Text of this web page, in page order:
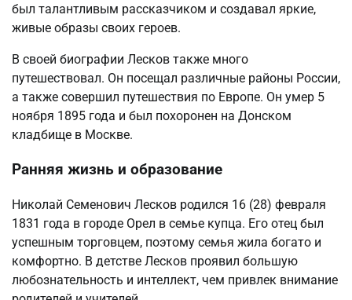
был талантливым рассказчиком и создавал яркие,
живые образы своих героев.
В своей биографии Лесков также много
путешествовал. Он посещал различные районы России,
а также совершил путешествия по Европе. Он умер 5
ноября 1895 года и был похоронен на Донском
кладбище в Москве.
Ранняя жизнь и образование
Николай Семенович Лесков родился 16 (28) февраля
1831 года в городе Орел в семье купца. Его отец был
успешным торговцем, поэтому семья жила богато и
комфортно. В детстве Лесков проявил большую
любознательность и интеллект, чем привлек внимание